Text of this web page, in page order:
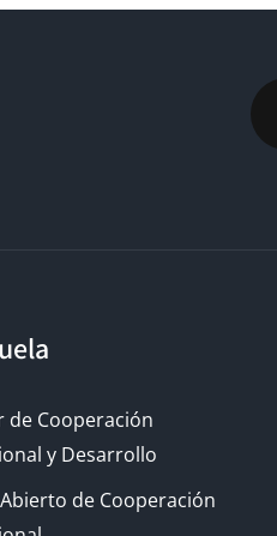
de Cooperación
y Desarrollo
de Cooperación